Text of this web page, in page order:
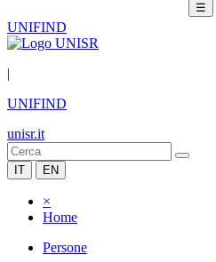
☰
UNIFIND
|
UNIFIND
unisr.it
IT EN
×
Home
Persone